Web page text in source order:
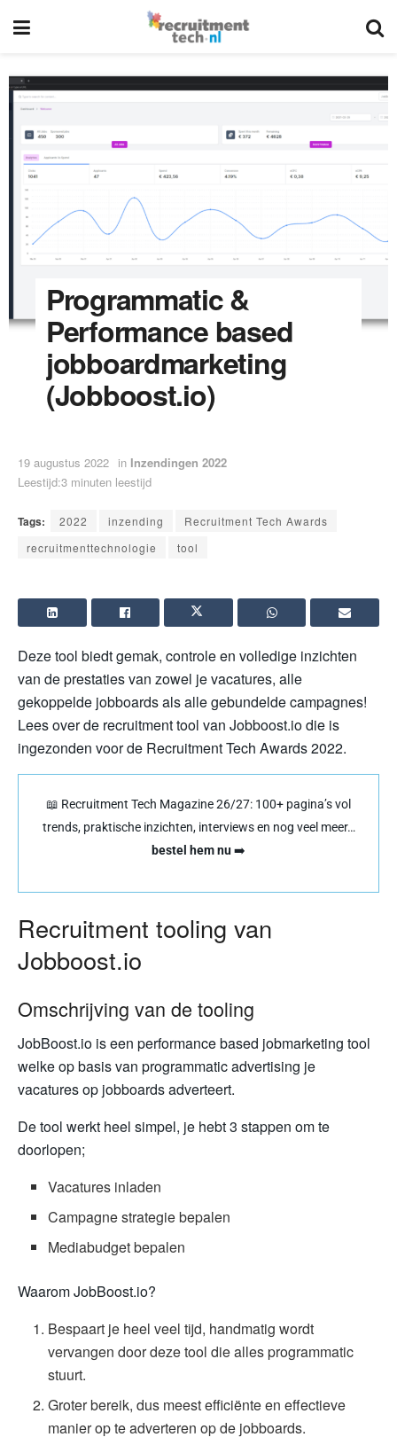
Programmatic &
Performance based
jobboardmarketing
(Jobboost.io)
19 augustus 2022 in Inzendingen 2022
Leestijd:3 minuten leestijd
Tags: 2022 inzending
Recruitment Tech Awards
recruitmenttechnologie
tool
Deze tool biedt gemak, controle en volledige inzichten
van de prestaties van zowel je vacatures, alle
gekoppelde jobboards als alle gebundelde campagnes!
Lees over de recruitment tool van Jobboost.io die is
ingezonden voor de Recruitment Tech Awards 2022.
📖 Recruitment Tech Magazine 26/27: 100+ pagina’s vol
trends, praktische inzichten, interviews en nog veel meer…
bestel hem nu➡️
Recruitment tooling van
Jobboost.io
Omschrijving van de tooling
JobBoost.io is een performance based jobmarketing tool
welke op basis van programmatic advertising je
vacatures op jobboards adverteert.
De tool werkt heel simpel, je hebt 3 stappen om te
doorlopen;
Vacatures inladen
Campagne strategie bepalen
Mediabudget bepalen
Waarom JobBoost.io?
Bespaart je heel veel tijd, handmatig wordt
vervangen door deze tool die alles programmatic
stuurt.
Groter bereik, dus meest efficiënte en effectieve
manier op te adverteren op de jobboards.